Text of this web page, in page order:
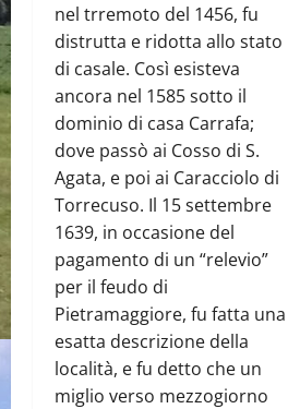
nel trremoto del 1456, fu
distrutta e ridotta allo stato
di casale. Così esisteva
ancora nel 1585 sotto il
dominio di casa Carrafa;
dove passò ai Cosso di S.
Agata, e poi ai Caracciolo di
Torrecuso. Il 15 settembre
1639, in occasione del
pagamento di un “relevio”
per il feudo di
Pietramaggiore, fu fatta una
esatta descrizione della
località, e fu detto che un
miglio verso mezzogiorno